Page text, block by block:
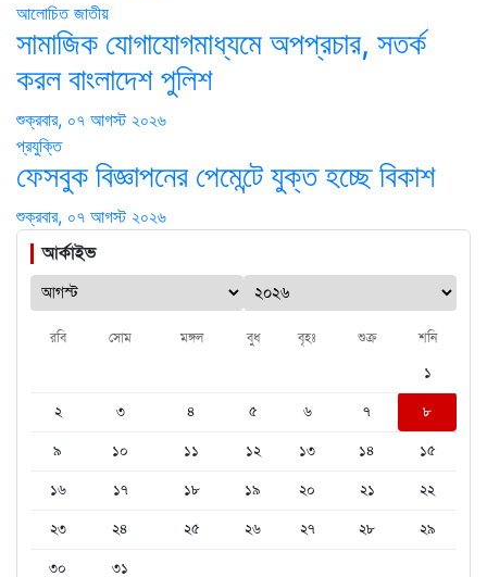
আলোচিত জাতীয়
সামাজিক যোগাযোগমাধ্যমে অপপ্রচার, সতর্ক
করল বাংলাদেশ পুলিশ
শুক্রবার, ০৭ আগস্ট ২০২৬
প্রযুক্তি
ফেসবুক বিজ্ঞাপনের পেমেন্টে যুক্ত হচ্ছে বিকাশ
শুক্রবার, ০৭ আগস্ট ২০২৬
আর্কাইভ
রবি সোম মঙ্গল বুধ বৃহঃ শুক্র শনি
১
২
৩ ৪ ৫ ৬ ৭
৮
৯
১০ ১১ ১২ ১৩ ১৪
১৫
১৬
১৭ ১৮ ১৯ ২০ ২১
২২
২৩
২৪ ২৫ ২৬ ২৭ ২৮
২৯
৩০
৩১